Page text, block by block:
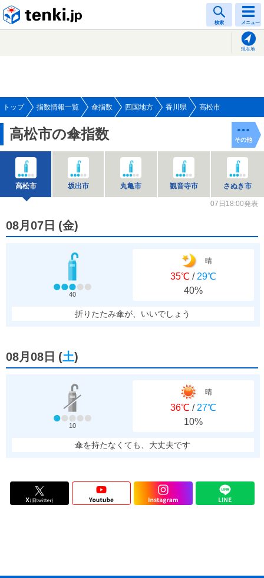
検索 メニュー
現在地
トップ 指数情報一覧 傘指数 四国地方 香川県 高松市
高松市の傘指数
高松市 坂出市 丸亀市 観音寺市 さぬき市
その他
07日18:00発表
08月07日 (金)
40
晴
35℃ / 29℃
40%
折りたたみ傘が、いいでしょう
08月08日 (土)
10
晴
36℃ / 27℃
10%
傘を持たなくても、大丈夫です